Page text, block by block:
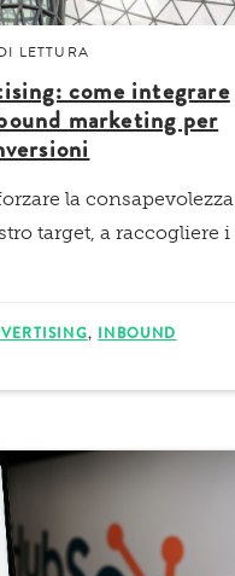
LETTURA
come integrare
marketing per
la consapevolezza
target, a raccogliere i
, INBOUND